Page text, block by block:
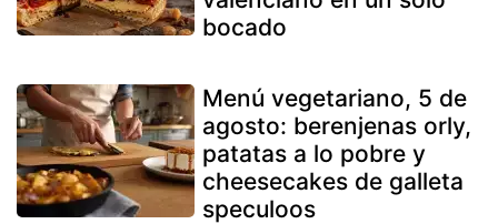
bocado
Menú vegetariano, 5 de
agosto: berenjenas orly,
patatas a lo pobre y
cheesecakes de galleta
speculoos